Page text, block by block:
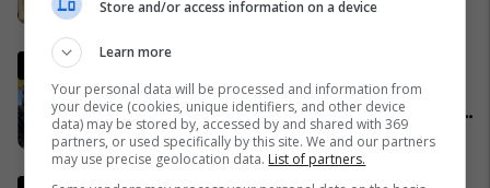
Behgjet Pacolli ka qenë në
26/03/2026
viral në mediat botërore pas
festës së çmendur pas golave
të ‘Dardanëve’
27/03/2026
Store and/or access information on a device
Learn more
Your personal data will be processed and information from
your device (cookies, unique identifiers, and other device
data) may be stored by, accessed by and shared with 369
partners, or used specifically by this site. We and our partners
may use precise geolocation data. List of partners.